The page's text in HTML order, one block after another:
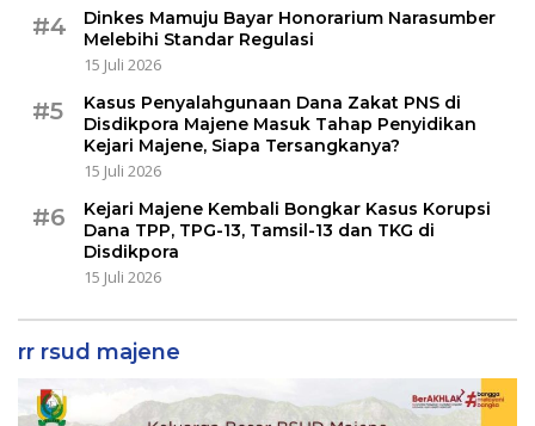
#4
Dinkes Mamuju Bayar Honorarium Narasumber
Melebihi Standar Regulasi
15 Juli 2026
#5
Kasus Penyalahgunaan Dana Zakat PNS di
Disdikpora Majene Masuk Tahap Penyidikan
Kejari Majene, Siapa Tersangkanya?
15 Juli 2026
#6
Kejari Majene Kembali Bongkar Kasus Korupsi
Dana TPP, TPG-13, Tamsil-13 dan TKG di
Disdikpora
15 Juli 2026
rr rsud majene